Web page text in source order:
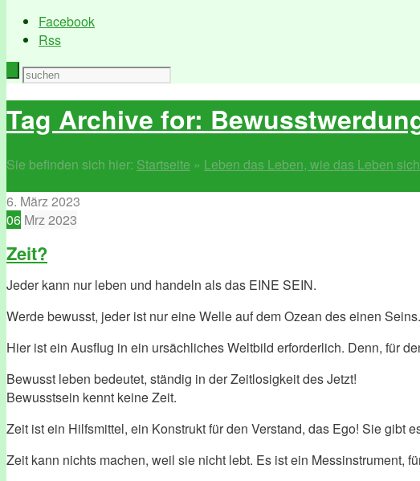
Facebook
Rss
Tag Archive for:
Sie befinden sich hier: Startseite » Leben das Leben, wie das Leben
6. März 2023
06 Mrz2023
Zeit?
Jeder kann nur leben und handeln als das EINE SEIN.
Werde bewusst, jeder ist nur eine Welle auf dem Ozean des einen Seins.
Hier ist ein Ausflug in ein ursächliches Weltbild erforderlich. Denn, für
Bewusst leben bedeutet, ständig in der Zeitlosigkeit des Jetzt!
Bewusstsein kennt keine Zeit.
Zeit ist ein Hilfsmittel, ein Konstrukt für den Verstand, das Ego! Sie gibt
Zeit kann nichts machen, weil sie nicht lebt. Es ist ein Messinstrument,